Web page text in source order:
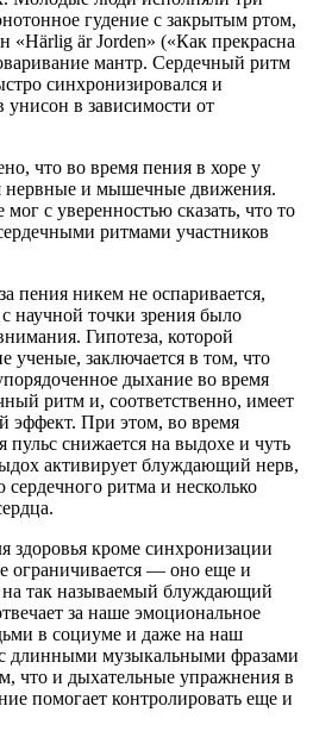
гудение с закрытым ртом,
är Jorden» («Как прекрасна
мантр. Сердечный ритм
синхронизировался и
в зависимости от
что во время пения в хоре у
нервные и мышечные движения.
с уверенностью сказать, что то
ритмами участников
пения никем не оспаривается,
научной точки зрения было
Гипотеза, которой
ученые, заключается в том, что
дыхание во время
ритм и, соответственно, имеет
эффект. При этом, во время
пульс снижается на выдохе и чуть
активирует блуждающий нерв,
ритма и несколько
здоровья кроме синхронизации
ограничивается — оно еще и
на так называемый блуждающий
за наше эмоциональное
в социуме и даже на наш
длинными музыкальными фразами
что и дыхательные упражнения в
помогает контролировать еще и